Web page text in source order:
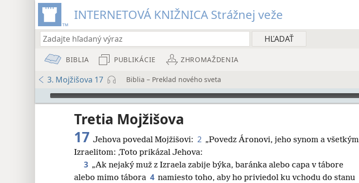
INTERNETOVÁ KNIŽNICA Strážnej veže
BIBLIA PUBLIKÁCIE ZHROMAŽDENIA
3. Mojžišova 17 Biblia – Preklad nového sveta
Audio Player
Tretia Mojžišova
17 Jehova povedal Mojžišovi: 2 „Povedz Áronovi, jeho synom a všetkým
Izraelitom: ‚Toto prikázal Jehova:
3 „Ak nejaký muž z Izraela zabije býka, baránka alebo capa v tábore
alebo mimo tábora 4 namiesto toho, aby ho priviedol ku vchodu do stanu